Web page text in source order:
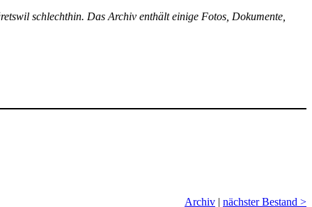
schlechthin. Das Archiv enthält einige Fotos, Dokumente,
Archiv | nächster Bestand >